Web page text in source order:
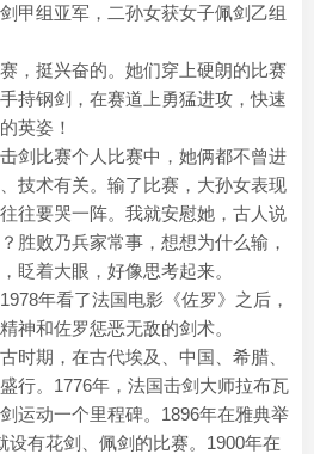
甲组亚军，二孙女获女子佩剑乙组
，挺兴奋的。她们穿上硬朗的比赛
持钢剑，在赛道上勇猛进攻，快速
英姿！
剑比赛个人比赛中，她俩都不曾进
技术有关。输了比赛，大孙女表现
往要哭一阵。我就安慰她，古人说
胜败乃兵家常事，想想为什么输，
眨着大眼，好像思考起来。
年看了法国电影《佐罗》之后，
神和佐罗惩恶无敌的剑术。
时期，在古代埃及、中国、希腊、
行。1776年，法国击剑大师拉布瓦
运动一个里程碑。1896年在雅典举
设有花剑、佩剑的比赛。1900年在